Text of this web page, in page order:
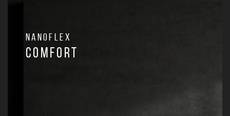
Nanoflex
Comfort